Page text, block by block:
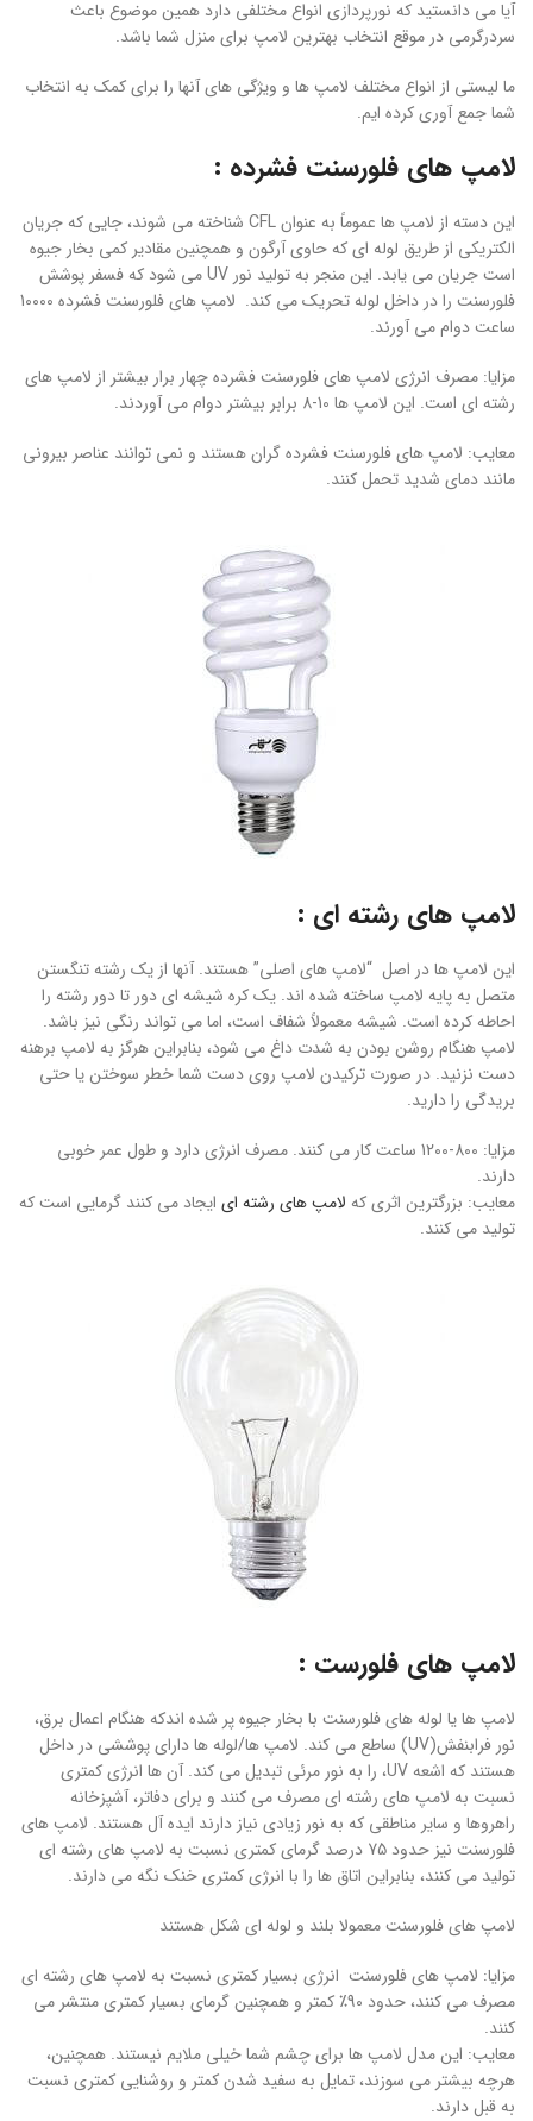
آیا می دانستید که نورپردازی انواع مختلفی دارد همین موضوع باعث
سردرگرمی در موقع انتخاب بهترین لامپ برای منزل شما باشد.
ما لیستی از انواع مختلف لامپ ها و ویژگی های آنها را برای کمک به انتخاب
شما جمع آوری کرده ایم.
لامپ های فلورسنت فشرده :
این دسته از لامپ ها عموماً به عنوان CFL شناخته می شوند، جایی که جریان
الکتریکی از طریق لوله ای که حاوی آرگون و همچنین مقادیر کمی بخار جیوه
است جریان می یابد. این منجر به تولید نور UV می شود که فسفر پوشش
فلورسنت را در داخل لوله تحریک می کند. لامپ های فلورسنت فشرده 10000
ساعت دوام می آورند.
مزایا: مصرف انرژی لامپ های فلورسنت فشرده چهار برار بیشتر از لامپ های
رشته ای است. این لامپ ها 10-8 برابر بیشتر دوام می آوردند.
معایب: لامپ های فلورسنت فشرده گران هستند و نمی توانند عناصر بیرونی
مانند دمای شدید تحمل کنند.
لامپ های رشته ای :
این لامپ ها در اصل “لامپ های اصلی” هستند. آنها از یک رشته تنگستن
متصل به پایه لامپ ساخته شده اند. یک کره شیشه ای دور تا دور رشته را
احاطه کرده است. شیشه معمولاً شفاف است، اما می تواند رنگی نیز باشد.
لامپ هنگام روشن بودن به شدت داغ می شود، بنابراین هرگز به لامپ برهنه
دست نزنید. در صورت ترکیدن لامپ روی دست شما خطر سوختن یا حتی
بریدگی را دارید.
مزایا: 800-1200 ساعت کار می کنند. مصرف انرژی دارد و طول عمر خوبی
دارند.
معایب: بزرگترین اثری که لامپ های رشته ای ایجاد می کنند گرمایی است که
تولید می کنند.
لامپ های فلورست :
لامپ ها یا لوله های فلورسنت با بخار جیوه پر شده اندکه هنگام اعمال برق،
نور فرابنفش(UV) ساطع می کند. لامپ ها/لوله ها دارای پوششی در داخل
هستند که اشعه UV، را به نور مرئی تبدیل می کند. آن ها انرژی کمتری
نسبت به لامپ های رشته ای مصرف می کنند و برای دفاتر، آشپزخانه
راهروها و سایر مناطقی که به نور زیادی نیاز دارند ایده آل هستند. لامپ های
فلورسنت نیز حدود 75 درصد گرمای کمتری نسبت به لامپ های رشته ای
تولید می کنند، بنابراین اتاق ها را با انرژی کمتری خنک نگه می دارند.
لامپ های فلورسنت معمولا بلند و لوله ای شکل هستند
مزایا: لامپ های فلورسنت انرژی بسیار کمتری نسبت به لامپ های رشته ای
مصرف می کنند، حدود 90٪ کمتر و همچنین گرمای بسیار کمتری منتشر می
کنند.
معایب: این مدل لامپ ها برای چشم شما خیلی ملایم نیستند. همچنین،
هرچه بیشتر می سوزند، تمایل به سفید شدن کمتر و روشنایی کمتری نسبت
به قبل دارند.